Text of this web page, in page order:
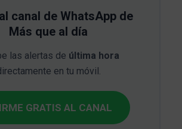
canal de WhatsApp de
Más que al día
las alertas de última hora
en tu móvil.
GRATIS AL CANAL